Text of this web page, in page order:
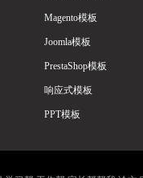
Magento模板
Joomla模板
PrestaShop模板
响应式模板
PPT模板